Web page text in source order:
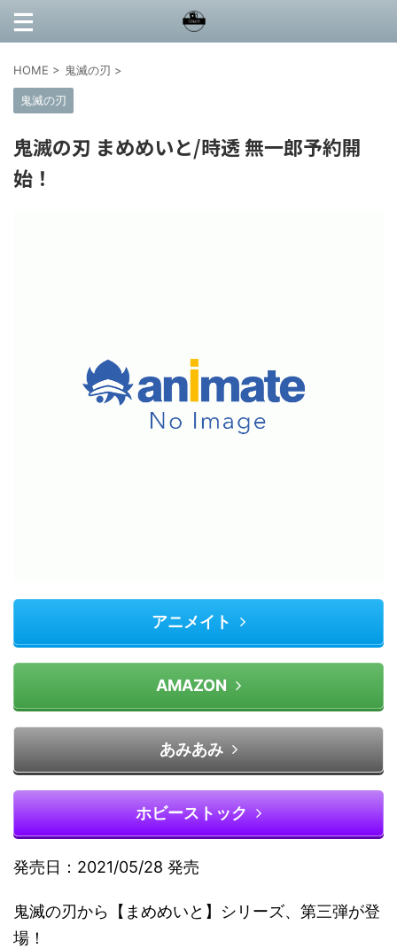
HOME > 鬼滅の刃 >
鬼滅の刃
鬼滅の刃 まめめいと/時透 無一郎予約開
始！
アニメイト
AMAZON
あみあみ
ホビーストック
発売日：2021/05/28 発売
鬼滅の刃から【まめめいと】シリーズ、第三弾が登
場！